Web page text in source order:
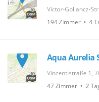
Victor-Gollancz-
194 Zimmer • 4
Aqua Aurelia
Vincentistraße 1,
47 Zimmer • 2